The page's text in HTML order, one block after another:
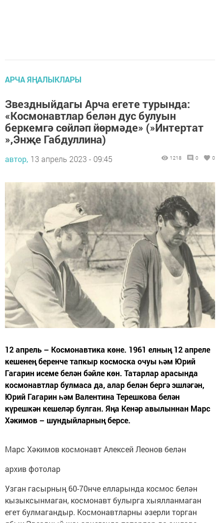
АРЧА ЯҢАЛЫКЛАРЫ
Звездныйдагы Арча егете турында:
«Космонавтлар белән дус булуын
беркемгә сөйләп йөрмәде» (»Интертат
»,Энҗе Габдуллина)
автор, 13 апрель 2023 - 09:45 1218 0 0
12 апрель – Космонавтика көне. 1961 елның 12 апреле
кешенең беренче тапкыр космоска очуы һәм Юрий
Гагарин исеме белән бәйле көн. Татарлар арасында
космонавтлар булмаса да, алар белән бергә эшләгән,
Юрий Гагарин һәм Валентина Терешкова белән
күрешкән кешеләр булган. Яңа Кенәр авылыннан Марс
Хәкимов – шундыйларның берсе.
Марс Хәкимов космонавт Алексей Леонов белән
архив фотолар
Узган гасырның 60-70нче елларында космос белән
кызыксынмаган, космонавт булырга хыялланмаган
егет булмагандыр. Космонавтларны әзерли торган